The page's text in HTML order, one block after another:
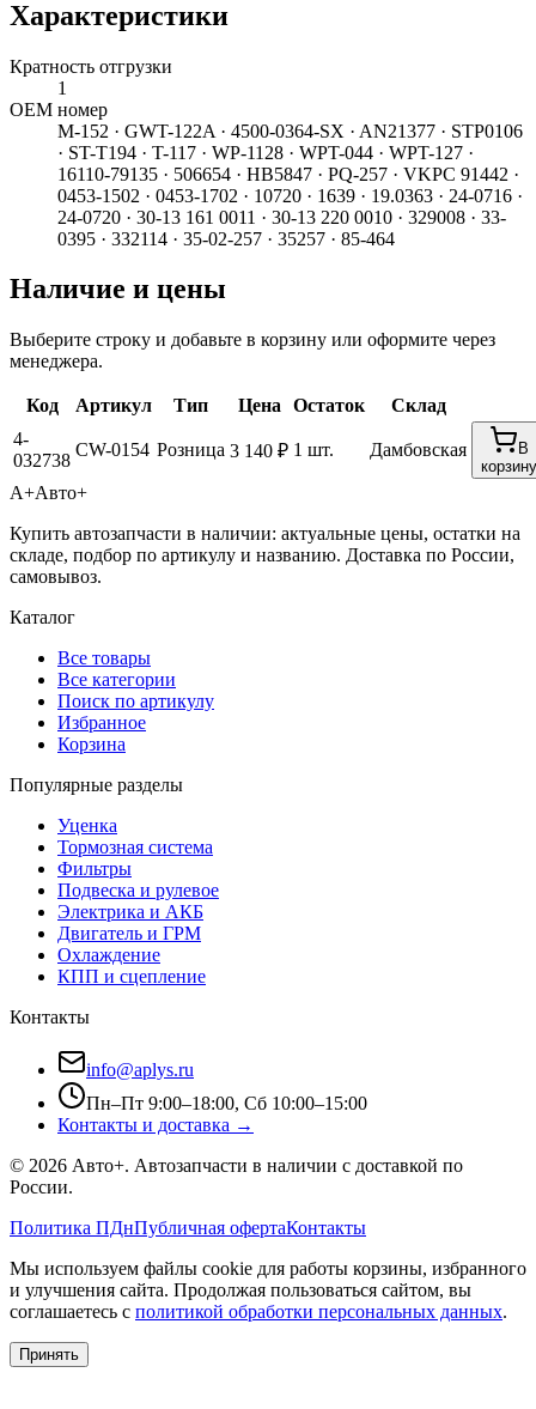
Характеристики
Кратность отгрузки
1
ОЕМ номер
M-152 · GWT-122A · 4500-0364-SX · AN21377 · STP0106
· ST-T194 · T-117 · WP-1128 · WPT-044 · WPT-127 ·
16110-79135 · 506654 · HB5847 · PQ-257 · VKPC 91442 ·
0453-1502 · 0453-1702 · 10720 · 1639 · 19.0363 · 24-0716 ·
24-0720 · 30-13 161 0011 · 30-13 220 0010 · 329008 · 33-
0395 · 332114 · 35-02-257 · 35257 · 85-464
Наличие и цены
Выберите строку и добавьте в корзину или оформите через
менеджера.
Код Артикул Тип Цена Остаток
Склад
4-
032738
CW-0154 Розница 3 140 ₽ 1 шт. Дамбовская
В
корзину
А+Авто+
Купить автозапчасти в наличии: актуальные цены, остатки на
складе, подбор по артикулу и названию. Доставка по России,
самовывоз.
Каталог
Все товары
Все категории
Поиск по артикулу
Избранное
Корзина
Популярные разделы
Уценка
Тормозная система
Фильтры
Подвеска и рулевое
Электрика и АКБ
Двигатель и ГРМ
Охлаждение
КПП и сцепление
Контакты
info@aplys.ru
Пн–Пт 9:00–18:00, Сб 10:00–15:00
Контакты и доставка →
© 2026 Авто+. Автозапчасти в наличии с доставкой по
России.
Политика ПДнПубличная офертаКонтакты
Мы используем файлы cookie для работы корзины, избранного
и улучшения сайта. Продолжая пользоваться сайтом, вы
соглашаетесь с политикой обработки персональных данных.
Принять